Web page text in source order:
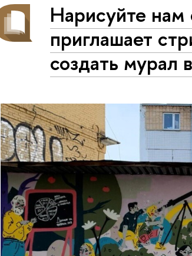
Нарисуйте
приглашает
создать